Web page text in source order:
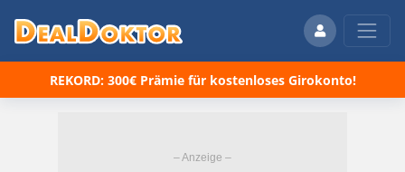
REKORD: 300€ Prämie für kostenloses Girokonto!